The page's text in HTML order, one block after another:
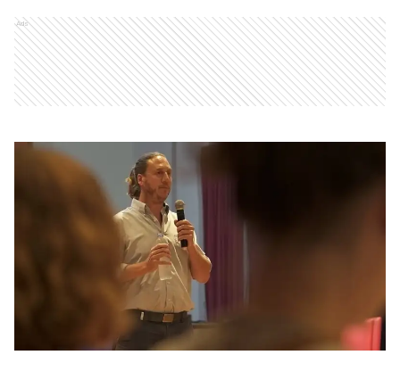
Ads